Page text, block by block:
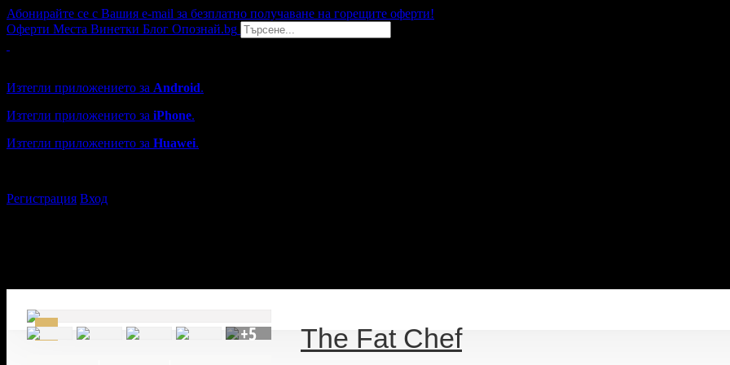
Абонирайте се с Вашия e-mail за безплатно получаване на горещите оферти!
Оферти Места Винетки Блог Опознай.bg
Изтегли приложението за Android.
Изтегли приложението за iPhone.
Изтегли приложението за Huawei.
Регистрация Вход
+5 The Fat Chef